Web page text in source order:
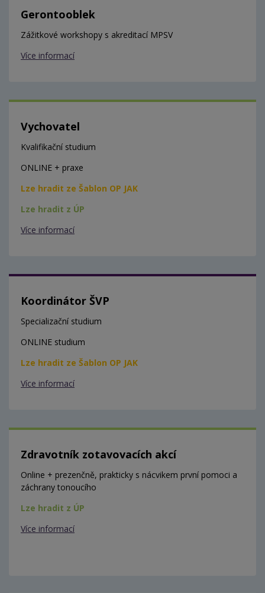
Gerontooblek
Zážitkové workshopy s akreditací MPSV
Více informací
Vychovatel
Kvalifikační studium
ONLINE + praxe
Lze hradit ze Šablon OP JAK
Lze hradit z ÚP
Více informací
Koordinátor ŠVP
Specializační studium
ONLINE studium
Lze hradit ze Šablon OP JAK
Více informací
Zdravotník zotavovacích akcí
Online + prezenčně, prakticky s nácvikem první pomoci a
záchrany tonoucího
Lze hradit z ÚP
Více informací